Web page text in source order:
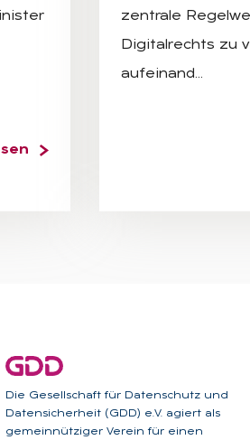
zentrale
Digitalrechts zu
aufeinand…
Die Gesellschaft für Datenschutz und
Datensicherheit (GDD) e.V. agiert als
gemeinnütziger Verein für einen